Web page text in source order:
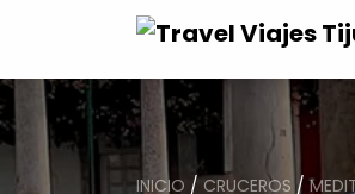
INICIO / CRUCEROS /